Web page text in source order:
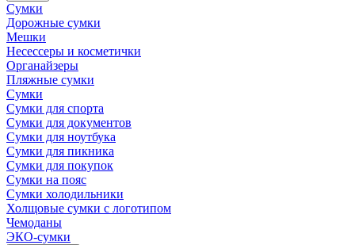
Сумки
Дорожные сумки
Мешки
Несессеры и косметички
Органайзеры
Пляжные сумки
Сумки
Сумки для спорта
Сумки для документов
Сумки для ноутбука
Сумки для пикника
Сумки для покупок
Сумки на пояс
Сумки холодильники
Холщовые сумки с логотипом
Чемоданы
ЭКО-сумки